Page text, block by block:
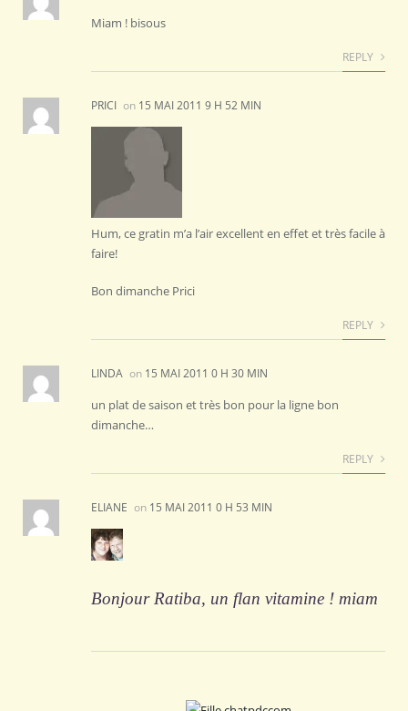
Miam ! bisous
REPLY
PRICI on 15 MAI 2011 9 H 52 MIN
Hum, ce gratin m’a l’air excellent en effet et très facile à
faire!
Bon dimanche Prici
REPLY
LINDA on 15 MAI 2011 0 H 30 MIN
un plat de saison et très bon pour la ligne bon
dimanche…
REPLY
ELIANE on 15 MAI 2011 0 H 53 MIN
Bonjour Ratiba, un flan vitamine ! miam